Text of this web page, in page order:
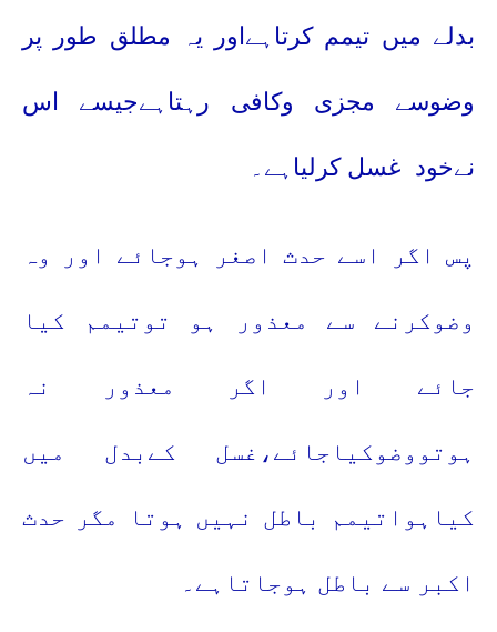
بدلے میں تیمم کرتاہےاور یہ مطلق طور پر
وضوسے مجزی وکافی رہتاہےجیسے اس
نےخود غسل کرلیاہے۔
پس اگر اسے حدث اصغر ہوجائے اور وہ
وضوکرنے سے معذور ہو توتیمم کیا
جائے اور اگر معذور نہ
ہوتووضوکیاجائے،غسل کےبدل میں
کیاہواتیمم باطل نہیں ہوتا مگر حدث
اکبر سے باطل ہوجاتاہے۔